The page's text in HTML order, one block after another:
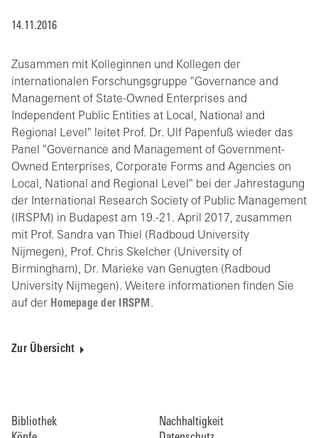
14.11.2016
Zusammen mit Kolleginnen und Kollegen der
internationalen Forschungsgruppe "Governance and
Management of State-Owned Enterprises and
Independent Public Entities at Local, National and
Regional Level" leitet Prof. Dr. Ulf Papenfuß wieder das
Panel "Governance and Management of Government-
Owned Enterprises, Corporate Forms and Agencies on
Local, National and Regional Level" bei der Jahrestagung
der International Research Society of Public Management
(IRSPM) in Budapest am 19.-21. April 2017, zusammen
mit Prof. Sandra van Thiel (Radboud University
Nijmegen), Prof. Chris Skelcher (University of
Birmingham), Dr. Marieke van Genugten (Radboud
University Nijmegen). Weitere informationen finden Sie
auf der Homepage der IRSPM .
Zur Übersicht
Bibliothek
Nachhaltigkeit